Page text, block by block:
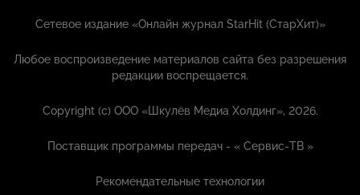
Сетевое издание «Онлайн журнал StarHit (СтарХит)»
Любое воспроизведение материалов сайта без разрешения
редакции воспрещается.
Copyright (с) ООО «Шкулёв Медиа Холдинг», 2026.
Поставщик программы передач - «Сервис-ТВ »
Рекомендательные технологии